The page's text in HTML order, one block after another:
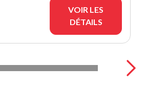
VOIR LES
DÉTAILS